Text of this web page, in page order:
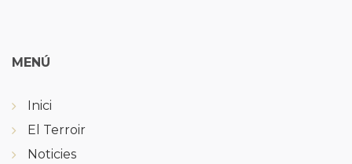
MENÚ
Inici
El Terroir
Noticies